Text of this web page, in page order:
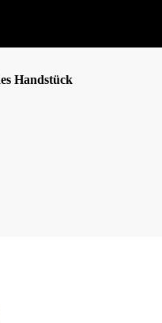
Handstück